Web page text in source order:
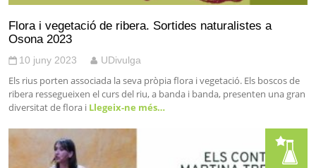
Flora i vegetació de ribera. Sortides naturalistes a
Osona 2023
10 juny 2023 UDivulga
Els rius porten associada la seva pròpia flora i vegetació. Els boscos de
ribera ressegueixen el curs del riu, a banda i banda, presenten una gran
diversitat de flora i Llegeix-ne més…